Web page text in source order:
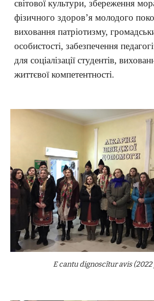
світової культури, збереження
фізичного здоров’я молодого
виховання патріотизму,
особистості, забезпечення
для соціалізації студентів,
життєвої компетентності.
E cantu dignoscĭtur avis(2022